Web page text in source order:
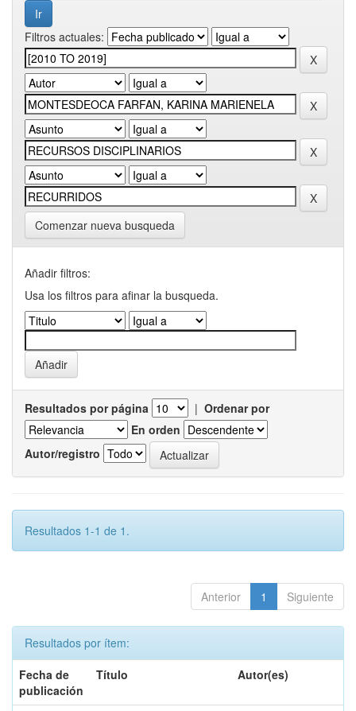
Filtros actuales:
Comenzar nueva busqueda
Añadir filtros:
Usa los filtros para afinar la busqueda.
Resultados por página | Ordenar por
En orden
Autor/registro
Resultados 1-1 de 1.
Anterior 1 Siguiente
Resultados por ítem:
Fecha de
publicación
Título Autor(es)